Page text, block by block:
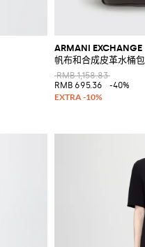
ARMANI EXCHANGE
帆布和合成皮革水桶包
RMB 1,158.83
RMB 695.36
-40%